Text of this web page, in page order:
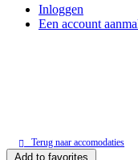
Inloggen
Een account
Terug naar accomodaties
Add to favorites